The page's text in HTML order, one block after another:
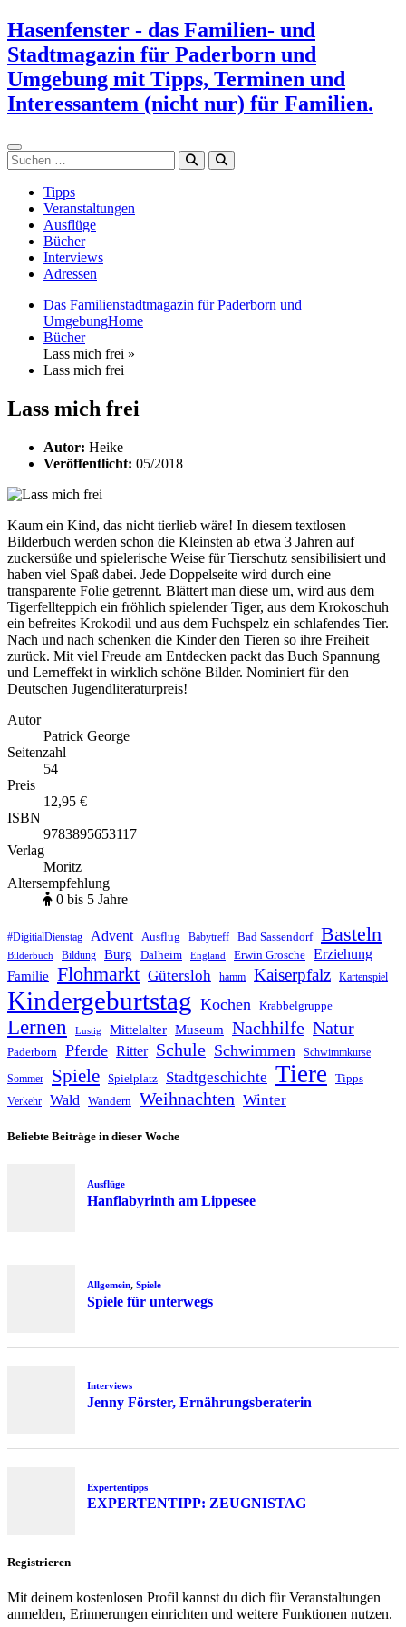
Zum
Inhalt
springen
Hasenfenster - das Familien- und
Stadtmagazin für Paderborn und
Umgebung mit Tipps, Terminen und
Interessantem (nicht nur) für Familien.
Suchen
Tipps
Veranstaltungen
Ausflüge
Bücher
Interviews
Adressen
Das Familienstadtmagazin für Paderborn und
UmgebungHome
Bücher
Lass mich frei »
Lass mich frei
Lass mich frei
Autor: Heike
Veröffentlicht: 05/2018
Kaum ein Kind, das nicht tierlieb wäre! In diesem textlosen
Bilderbuch werden schon die Kleinsten ab etwa 3 Jahren auf
zuckersüße und spielerische Weise für Tierschutz sensibilisiert und
haben viel Spaß dabei. Jede Doppelseite wird durch eine
transparente Folie getrennt. Blättert man diese um, wird aus dem
Tigerfellteppich ein fröhlich spielender Tiger, aus dem Krokoschuh
ein befreites Krokodil und aus dem Fuchspelz ein schlafendes Tier.
Nach und nach schenken die Kinder den Tieren so ihre Freiheit
zurück. Mit viel Freude am Entdecken packt das Buch Spannung
und Lerneffekt in wirklich schöne Bilder. Nominiert für den
Deutschen Jugendliteraturpreis!
Autor
Patrick George
Seitenzahl
54
Preis
12,95 €
ISBN
9783895653117
Verlag
Moritz
Altersempfehlung
0 bis 5 Jahre
#DigitialDienstag Advent Ausflug Babytreff Bad Sassendorf Basteln
Bilderbuch Bildung Burg Dalheim England Erwin Grosche Erziehung
Familie Flohmarkt Gütersloh hamm Kaiserpfalz Kartenspiel
Kindergeburtstag Kochen Krabbelgruppe
Lernen Lustig Mittelalter Museum Nachhilfe Natur
Paderborn Pferde Ritter Schule Schwimmen Schwimmkurse
Sommer Spiele Spielplatz Stadtgeschichte Tiere Tipps
Verkehr Wald Wandern Weihnachten Winter
Beliebte Beiträge in dieser Woche
Ausflüge
Hanflabyrinth am Lippesee
Allgemein, Spiele
Spiele für unterwegs
Interviews
Jenny Förster, Ernährungsberaterin
Expertentipps
EXPERTENTIPP: ZEUGNISTAG
Registrieren
Mit deinem kostenlosen Profil kannst du dich für Veranstaltungen
anmelden, Erinnerungen einrichten und weitere Funktionen nutzen.